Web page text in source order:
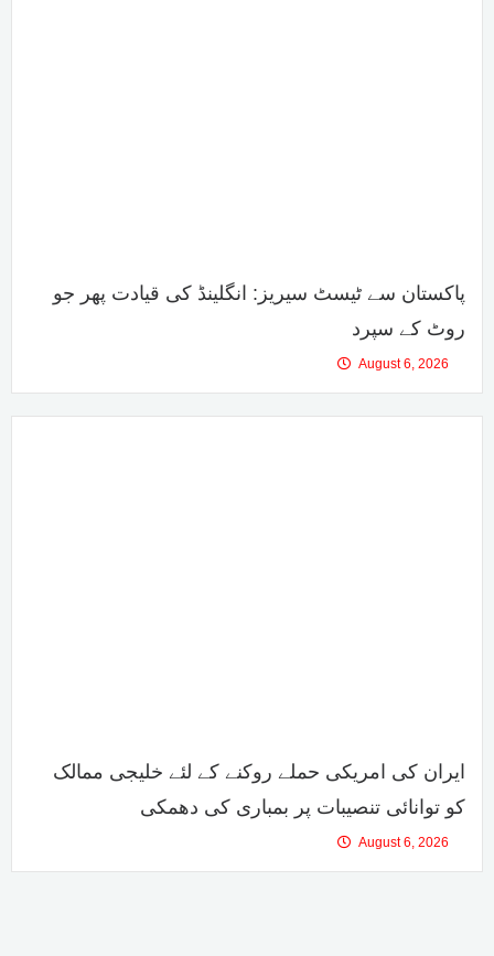
پاکستان سے ٹیسٹ سیریز: انگلینڈ کی قیادت پھر جو
روٹ کے سپرد
August 6, 2026
ایران کی امریکی حملے روکنے کے لئے خلیجی ممالک
کو توانائی تنصیبات پر بمباری کی دھمکی
August 6, 2026